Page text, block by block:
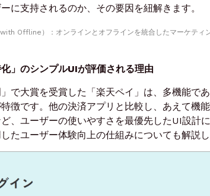
に支持されるのか、その要因を紐解きます。
Offline）：オンラインとオフラインを統合したマーケティ
」のシンプルUIが評価される理由
で大賞を受賞した「楽天ペイ」は、多機能で
徴です。他の決済アプリと比較し、あえて機
、ユーザーの使いやすさを最優先したUI設計
たユーザー体験向上の仕組みについても解説し